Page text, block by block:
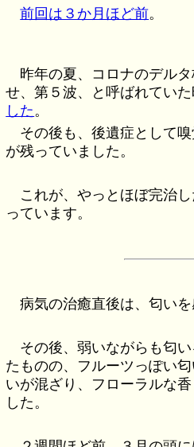
前回は３か月ほど前。
昨年の夏、コロナのデル
せ、第５波、と呼ばれていた
した。
その後も、後遺症として
が残っていました。
これが、やっとほぼ完治
っています。
病気の治癒直後は、匂いを
その後、弱いながらも匂
たものの、フルーツっぽい
いが混ざり、フローラルな
した。